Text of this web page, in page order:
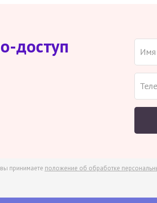
доступ
принимаете положение об обработке